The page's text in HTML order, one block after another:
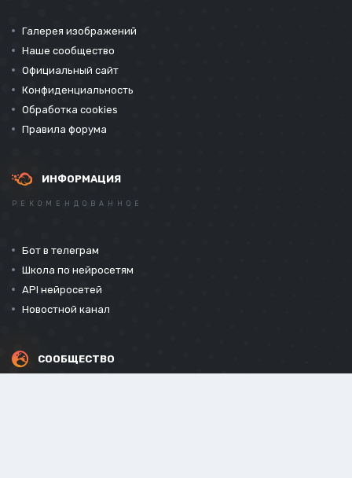
Галерея изображений
Наше сообщество
Официальный сайт
Конфиденциальность
Обработка cookies
Правила форума
ИНФОРМАЦИЯ
РЕКОМЕНДОВАННОЕ
Бот в телеграм
Школа по нейросетям
API нейросетей
Новостной канал
СООБЩЕСТВО